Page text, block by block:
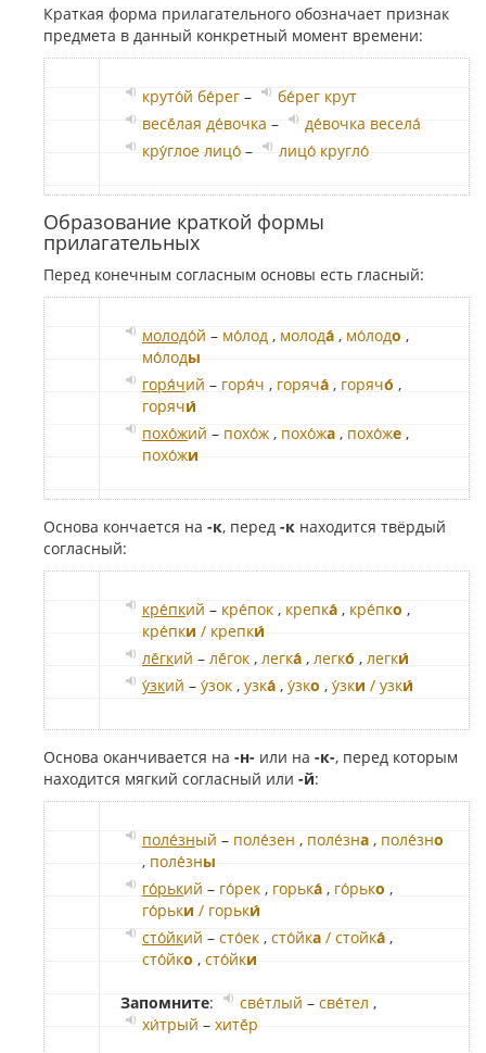
Краткая форма прилагательного обозначает признак
предмета в данный конкретный момент времени:
круто́й бе́рег –
бе́рег крут
весё́лая де́вочка –
де́вочка весела́
кру́глое лицо́ – лицо́ кругло́
Образование краткой формы
прилагательных
Перед конечным согласным основы есть гласный:
молодо́й – мо́лод , молода́ , мо́лодо ,
мо́лоды
горя́чий – горя́ч , горяча́ , горячо́ ,
горячи́
похо́жий – похо́ж , похо́жа , похо́же ,
похо́жи
Основа кончается на -к, перед -к находится твёрдый
согласный:
кре́пкий – кре́пок , крепка́ , кре́пко ,
кре́пки / крепки́
лё́гкий – лё́гок , легка́ , легко́ , легки́
у́зкий – у́зок , узка́ , у́зко , у́зки / узки́
Основа оканчивается на -н- или на -к-, перед которым
находится мягкий согласный или -й:
поле́зный – поле́зен , поле́зна , поле́зно
, поле́зны
го́рький – го́рек , горька́ , го́рько ,
го́рьки / горьки́
сто́йкий – сто́ек , сто́йка / стойка́ ,
сто́йко , сто́йки
Запомните: све́тлый – све́тел ,
хи́трый – хитё́р